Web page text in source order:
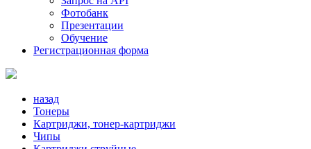
Фотобанк
Презентации
Обучение
Регистрационная форма
назад
Тонеры
Картриджи, тонер-картриджи
Чипы